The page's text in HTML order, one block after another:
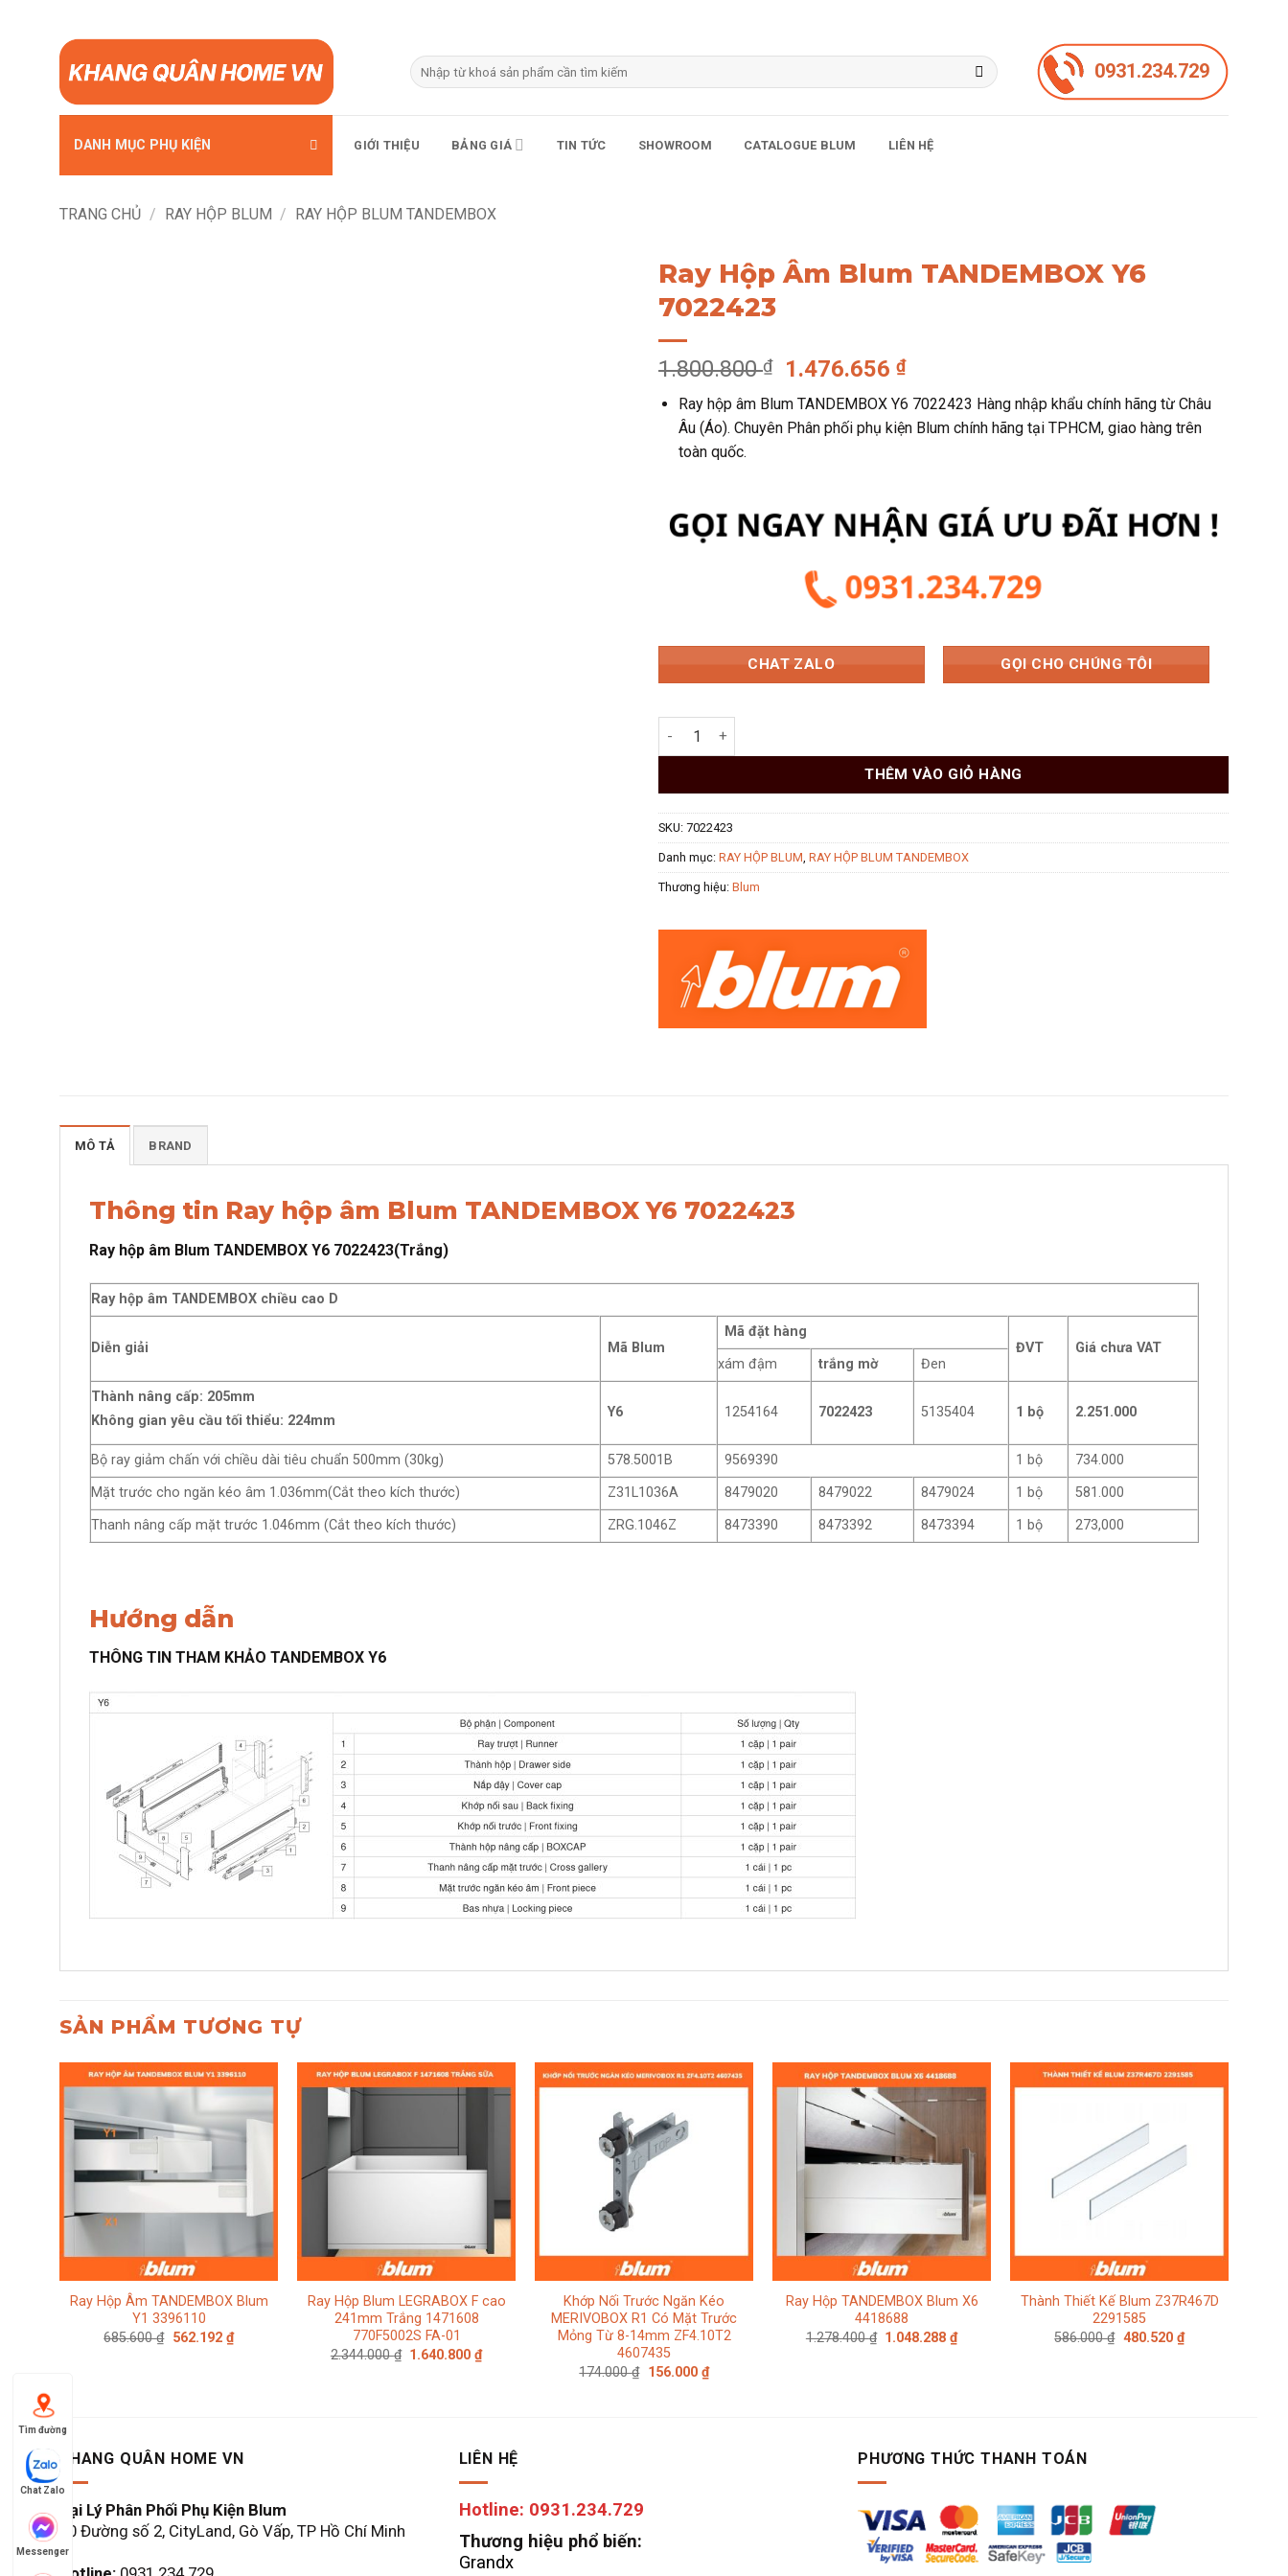
dung
Tìm
kiếm:
0931.234.729
DANH MỤC PHỤ KIỆN GIỚI THIỆU BẢNG GIÁ TIN TỨC SHOWROOM CATALOGUE BLUM LIÊN HỆ
TRANG CHỦ / RAY HỘP BLUM / RAY HỘP BLUM TANDEMBOX
Ray Hộp Âm Blum TANDEMBOX Y6
7022423
1.800.800₫
Giá
gốc
là:
1.800.800 ₫.
1.476.656₫Giá
hiện
tại
là:
Ray hộp âm Blum TANDEMBOX Y6 7022423 Hàng nhập khẩu chính hãng từ Châu
Âu (Áo). Chuyên Phân phối phụ kiện Blum chính hãng tại TPHCM, giao hàng trên
toàn quốc.
CHAT ZALO GỌI CHO CHÚNG TÔI
Ray Hộp Âm Blum TANDEMBOX Y6 7022423 số lượng
THÊM VÀO GIỎ HÀNG
SKU: 7022423
Danh mục: RAY HỘP BLUM, RAY HỘP BLUM TANDEMBOX
Thương hiệu: Blum
MÔ TẢ BRAND
Thông tin Ray hộp âm Blum TANDEMBOX Y6 7022423
Ray hộp âm Blum TANDEMBOX Y6 7022423(Trắng)
Ray hộp âm TANDEMBOX chiều cao D
Diễn giải Mã Blum
Mã đặt hàng
ĐVT
Giá chưa VAT
xám đậm
trắng mờ
Đen
Thành nâng cấp: 205mm
Không gian yêu cầu tối thiểu: 224mm
Y6 1254164 7022423 5135404 1 bộ 2.251.000
Bộ ray giảm chấn với chiều dài tiêu chuẩn 500mm (30kg) 578.5001B 9569390 1 bộ
734.000
Mặt trước cho ngăn kéo âm 1.036mm(Cắt theo kích thước)
Z31L1036A 8479020 8479022 8479024 1 bộ
581.000
Thanh nâng cấp mặt trước 1.046mm (Cắt theo kích thước)
ZRG.1046Z 8473390 8473392 8473394 1 bộ 273,000
Hướng dẫn
THÔNG TIN THAM KHẢO TANDEMBOX Y6
SẢN PHẨM TƯƠNG TỰ
Ray Hộp Âm TANDEMBOX Blum
Y1 3396110
685.600₫ Giá
562.192 ₫Giá
hiện
Ray Hộp Blum LEGRABOX F cao
241mm Trắng 1471608
770F5002S FA-01
2.344.000₫ Giá
1.640.800₫Giá
hiện
Khớp Nối Trước Ngăn Kéo
MERIVOBOX R1 Có Mặt Trước
Mỏng Từ 8-14mm ZF4.10T2
4607435
174.000₫ Giá
156.000 ₫Giá
hiện
Ray Hộp TANDEMBOX Blum X6
4418688
1.278.400₫ Giá
1.048.288₫Giá
hiện
Thành Thiết Kế Blum Z37R467D
2291585
586.000₫ Giá
480.520 ₫Giá
hiện
KHANG QUÂN HOME VN
Đại Lý Phân Phối Phụ Kiện Blum
60 Đường số 2, CityLand, Gò Vấp, TP Hồ Chí Minh
LIÊN HỆ
Hotline: 0931.234.729
Thương hiệu phổ biến:
Grandx
PHƯƠNG THỨC THANH TOÁN
Tìm đường
Chat Zalo
Messenger